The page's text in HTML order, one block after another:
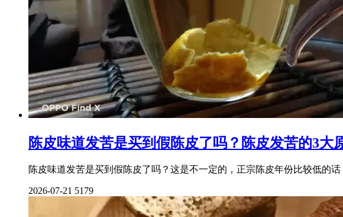
陈皮味道发苦是买到假陈皮了吗？陈皮发苦的3大
陈皮味道发苦是买到假陈皮了吗？这是不一定的，正宗陈皮年份比较低的
2026-07-21 5179